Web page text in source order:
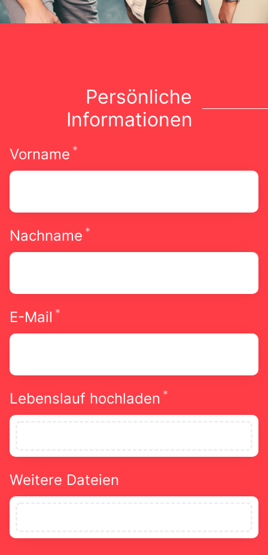
Persönliche
Informationen
Vorname *
Nachname *
E-Mail *
Lebenslauf hochladen *
Weitere Dateien